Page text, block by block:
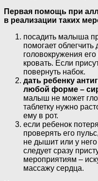
Первая помощь при
в реализации таких
посадить малыша
помогает
головокружения
кровать. Если
повернуть набок.
дать ребенку
любой форме –
малыш не может
таблетку нужно
ему в рот.
если ребенок
проверять его
не дышит или у
следует сразу
мероприятиям –
массажу сердца.